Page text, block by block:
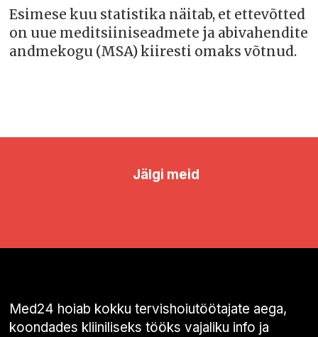
Esimese kuu statistika näitab, et ettevõtted
on uue meditsiiniseadmete ja abivahendite
andmekogu (MSA) kiiresti omaks võtnud.
Jälgi meid
Med24 hoiab kokku tervishoiutöötajate aega,
koondades kliiniliseks tööks vajaliku info ja